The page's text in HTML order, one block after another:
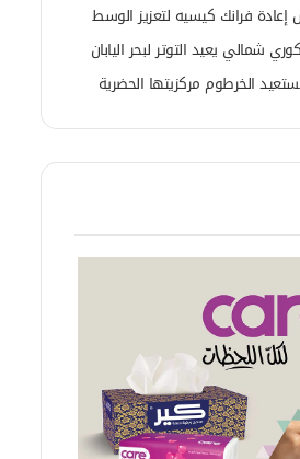
فرانك كيسيه لتعزيز الوسط
شمالي يعيد التوتر لبحر اليابان
الخرطوم مركزيتها الحضرية